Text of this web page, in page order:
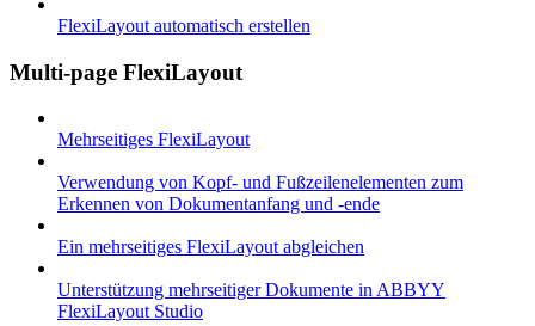
FlexiLayout automatisch erstellen
Multi-page FlexiLayout
Mehrseitiges FlexiLayout
Verwendung von Kopf- und Fußzeilenelementen zum
Erkennen von Dokumentanfang und -ende
Ein mehrseitiges FlexiLayout abgleichen
Unterstützung mehrseitiger Dokumente in ABBYY
FlexiLayout Studio